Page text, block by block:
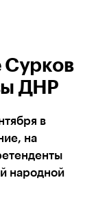
Сурков
ДНР
в
на
народной